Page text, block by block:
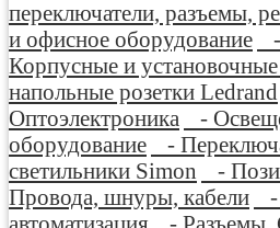
переключатели, разъемы,
и офисное оборудование
Корпусные и установочные
напольные розетки Ledrand
Оптоэлектроника
-
оборудование
-
светильники Simon
-
Провода, шнуры, кабели
-
автоматизация
- Разъемы,